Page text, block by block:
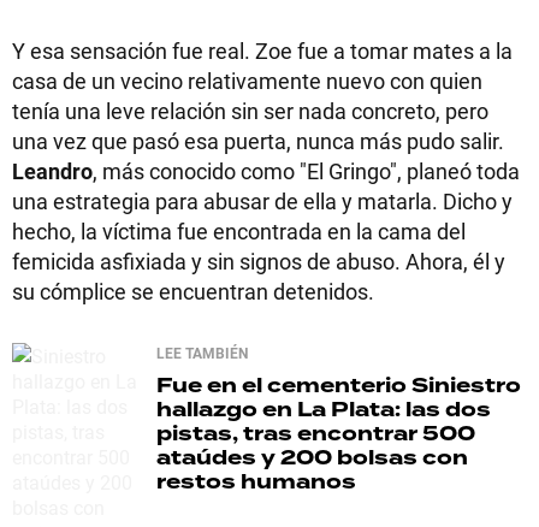
Y esa sensación fue real. Zoe fue a tomar mates a la
casa de un vecino relativamente nuevo con quien
tenía una leve relación sin ser nada concreto, pero
una vez que pasó esa puerta, nunca más pudo salir.
Leandro, más conocido como "El Gringo", planeó toda
una estrategia para abusar de ella y matarla. Dicho y
hecho, la víctima fue encontrada en la cama del
femicida asfixiada y sin signos de abuso. Ahora, él y
su cómplice se encuentran detenidos.
LEE TAMBIÉN
Fue en el cementerioSiniestro
hallazgo en La Plata: las dos
pistas, tras encontrar 500
ataúdes y 200 bolsas con
restos humanos